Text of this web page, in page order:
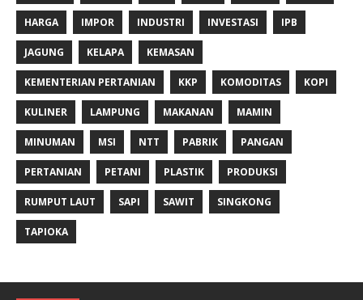
HARGA IMPOR INDUSTRI INVESTASI IPB
JAGUNG KELAPA KEMASAN
KEMENTERIAN PERTANIAN KKP KOMODITAS KOPI
KULINER LAMPUNG MAKANAN MAMIN
MINUMAN MSI NTT PABRIK PANGAN
PERTANIAN PETANI PLASTIK PRODUKSI
RUMPUT LAUT SAPI SAWIT SINGKONG
TAPIOKA